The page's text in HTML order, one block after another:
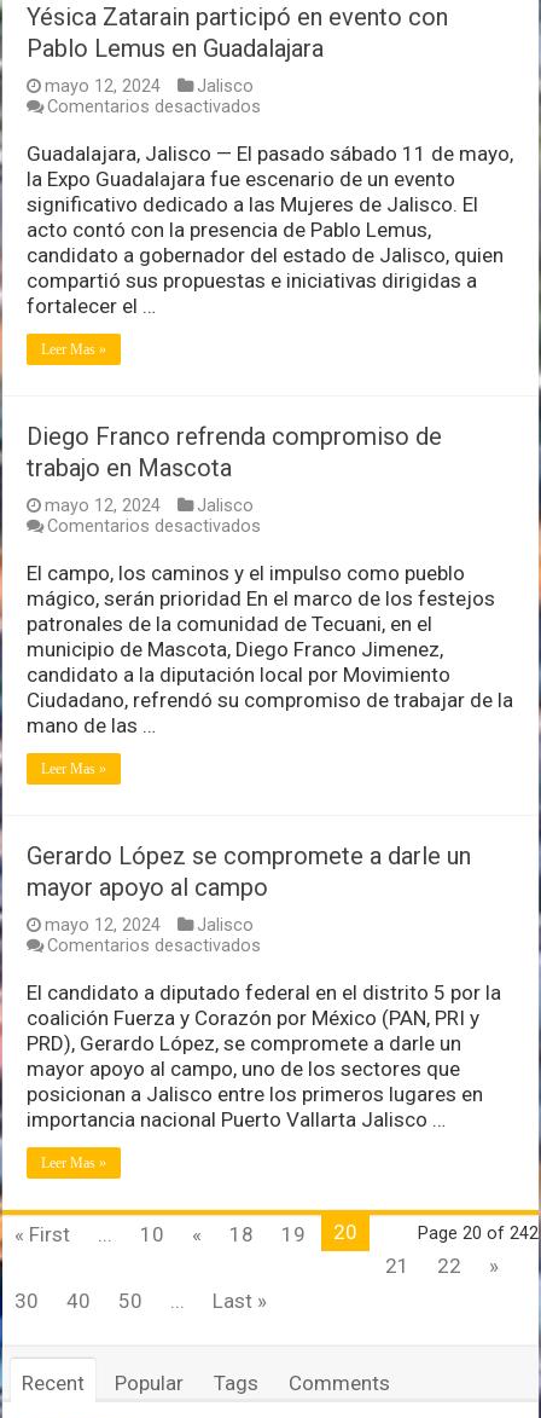
Yésica Zatarain participó en evento con
Pablo Lemus en Guadalajara
mayo 12, 2024
Jalisco
Comentarios desactivados
Zatarain
participó
en
evento
con
Pablo
Lemus
en
Guadalajara, Jalisco — El pasado sábado 11 de mayo,
la Expo Guadalajara fue escenario de un evento
significativo dedicado a las Mujeres de Jalisco. El
acto contó con la presencia de Pablo Lemus,
candidato a gobernador del estado de Jalisco, quien
compartió sus propuestas e iniciativas dirigidas a
fortalecer el …
Leer Mas »
Diego Franco refrenda compromiso de
trabajo en Mascota
mayo 12, 2024
Jalisco
Comentarios desactivados
Franco
refrenda
compromiso
de
trabajo
en
Mascota
El campo, los caminos y el impulso como pueblo
mágico, serán prioridad En el marco de los festejos
patronales de la comunidad de Tecuani, en el
municipio de Mascota, Diego Franco Jimenez,
candidato a la diputación local por Movimiento
Ciudadano, refrendó su compromiso de trabajar de la
mano de las …
Leer Mas »
Gerardo López se compromete a darle un
mayor apoyo al campo
mayo 12, 2024
Jalisco
Comentarios desactivados
López
se
compromete
a
darle
un
mayor
apoyo
El candidato a diputado federal en el distrito 5 por la
coalición Fuerza y Corazón por México (PAN, PRI y
PRD), Gerardo López, se compromete a darle un
mayor apoyo al campo, uno de los sectores que
posicionan a Jalisco entre los primeros lugares en
importancia nacional Puerto Vallarta Jalisco …
Leer Mas »
Page 20 of 242
« First 10 « 18 19
20
21
22
»
30
40 50 Last »
Recent Popular Tags Comments